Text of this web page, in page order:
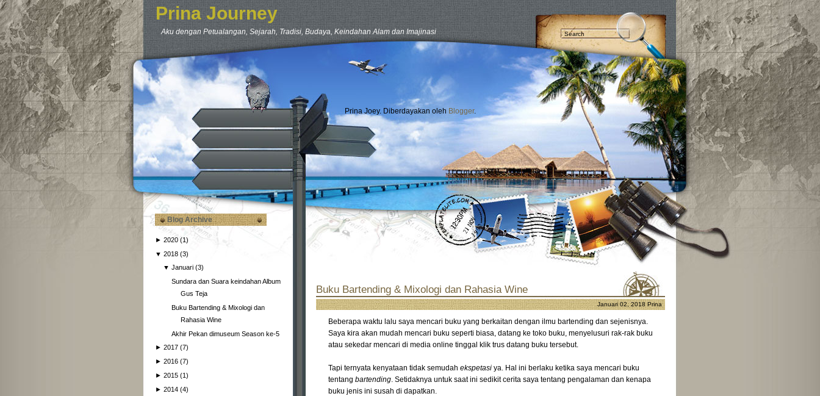
Prina Journey
Aku dengan Petualangan, Sejarah, Tradisi, Budaya, Keindahan Alam dan Imajinasi
Prina Joey. Diberdayakan oleh Blogger.
Blog Archive
► 2020 (1)
▼ 2018 (3)
▼Januari (3)
Sundara dan Suara keindahan Album
Gus Teja
Buku Bartending & Mixologi dan
Rahasia Wine
Akhir Pekan dimuseum Season ke-5
► 2017 (7)
► 2016 (7)
► 2015 (1)
► 2014 (4)
Buku Bartending & Mixologi dan Rahasia Wine
Januari 02, 2018 Prina
Beberapa waktu lalu saya mencari buku yang berkaitan dengan ilmu bartending dan sejenisnya.
Saya kira akan mudah mencari buku seperti biasa, datang ke toko buku, menyelusuri rak-rak buku
atau sekedar mencari di media online tinggal klik trus datang buku tersebut.
Tapi ternyata kenyataan tidak semudah ekspetasi ya. Hal ini berlaku ketika saya mencari buku
tentang bartending. Setidaknya untuk saat ini sedikit cerita saya tentang pengalaman dan kenapa
buku jenis ini susah di dapatkan.